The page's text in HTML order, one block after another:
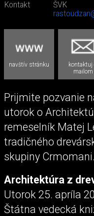
Kontakt
ŠVK
navštív stránku
kontaktuj
mailom
Prijmite pozvanie
utorok o
remeselník Matej
tradičného
skupiny Crmomani.
Architektúra z
Utorok 25. apríla
Štátna vedecká